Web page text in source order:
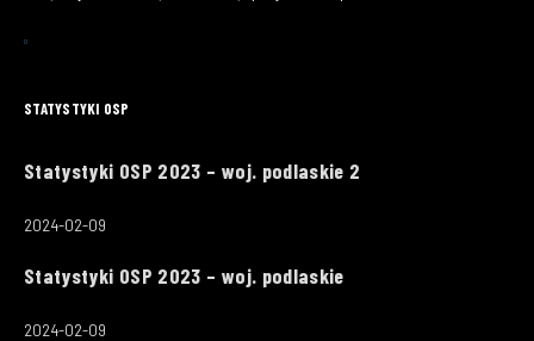
STATYSTYKI OSP
Statystyki OSP 2023 – woj. podlaskie 2
2024-02-09
Statystyki OSP 2023 – woj. podlaskie
2024-02-09